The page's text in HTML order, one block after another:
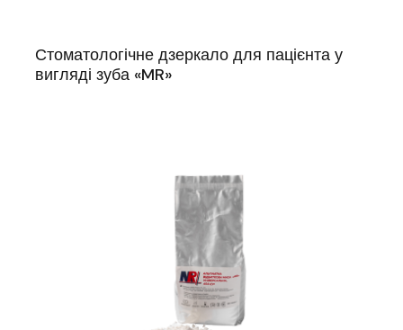
Стоматологічне дзеркало для пацієнта у
вигляді зуба «MR»